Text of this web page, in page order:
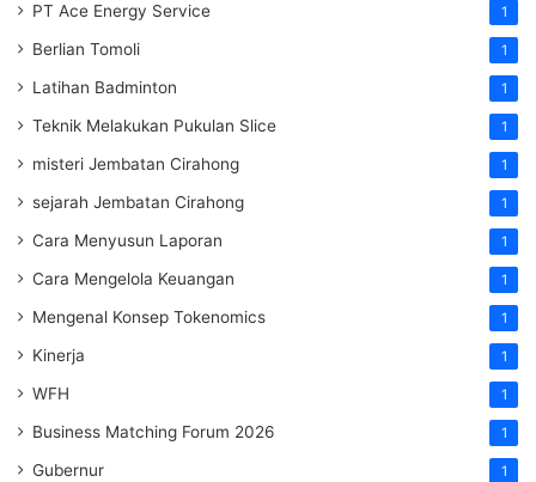
PT Ace Energy Service 1
Berlian Tomoli 1
Latihan Badminton 1
Teknik Melakukan Pukulan Slice 1
misteri Jembatan Cirahong 1
sejarah Jembatan Cirahong 1
Cara Menyusun Laporan 1
Cara Mengelola Keuangan 1
Mengenal Konsep Tokenomics 1
Kinerja 1
WFH 1
Business Matching Forum 2026 1
Gubernur 1